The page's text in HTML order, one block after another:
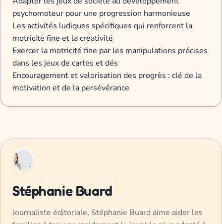
psychomoteur pour une progression harmonieuse
Les activités ludiques spécifiques qui renforcent la
motricité fine et la créativité
Exercer la motricité fine par les manipulations précises
dans les jeux de cartes et dés
Encouragement et valorisation des progrès : clé de la
motivation et de la persévérance
Stéphanie Buard
Journaliste éditoriale, Stéphanie Buard aime aider les